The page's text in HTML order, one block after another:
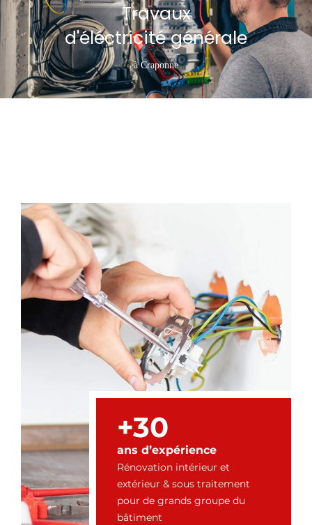
Travaux
d'éléctricité générale
à Craponne
+30
ans d’expérience
Rénovation intérieur et
extérieur & sous traitement
pour de grands groupe du
bâtiment